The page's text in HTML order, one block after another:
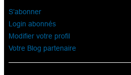
S’abonner
Login abonnés
Modifier votre profil
Votre Blog partenaire